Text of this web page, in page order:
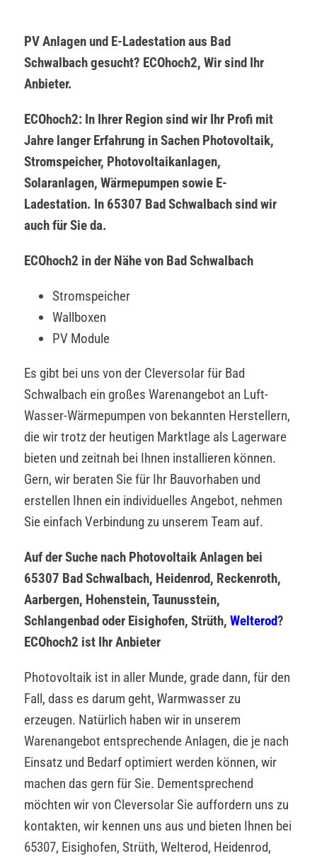
PV Anlagen und E-Ladestation aus Bad
Schwalbach gesucht? ECOhoch2, Wir sind Ihr
Anbieter.
ECOhoch2: In Ihrer Region sind wir Ihr Profi mit
Jahre langer Erfahrung in Sachen Photovoltaik,
Stromspeicher, Photovoltaikanlagen,
Solaranlagen, Wärmepumpen sowie E-
Ladestation. In 65307 Bad Schwalbach sind wir
auch für Sie da.
ECOhoch2 in der Nähe von Bad Schwalbach
Stromspeicher
Wallboxen
PV Module
Es gibt bei uns von der Cleversolar für Bad
Schwalbach ein großes Warenangebot an Luft-
Wasser-Wärmepumpen von bekannten Herstellern,
die wir trotz der heutigen Marktlage als Lagerware
bieten und zeitnah bei Ihnen installieren können.
Gern, wir beraten Sie für Ihr Bauvorhaben und
erstellen Ihnen ein individuelles Angebot, nehmen
Sie einfach Verbindung zu unserem Team auf.
Auf der Suche nach Photovoltaik Anlagen bei
65307 Bad Schwalbach, Heidenrod, Reckenroth,
Aarbergen, Hohenstein, Taunusstein,
Schlangenbad oder Eisighofen, Strüth, Welterod?
ECOhoch2 ist Ihr Anbieter
Photovoltaik ist in aller Munde, grade dann, für den
Fall, dass es darum geht, Warmwasser zu
erzeugen. Natürlich haben wir in unserem
Warenangebot entsprechende Anlagen, die je nach
Einsatz und Bedarf optimiert werden können, wir
machen das gern für Sie. Dementsprechend
möchten wir von Cleversolar Sie auffordern uns zu
kontakten, wir kennen uns aus und bieten Ihnen bei
65307, Eisighofen, Strüth, Welterod, Heidenrod,